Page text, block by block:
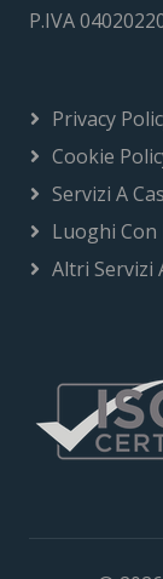
P.IVA
Privacy
Cookie
Servizi A
Luoghi
Altri Servizi